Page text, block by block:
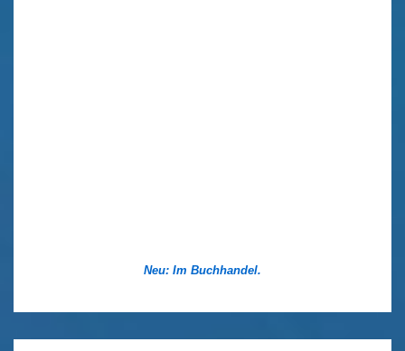
Neu: Im Buchhandel.